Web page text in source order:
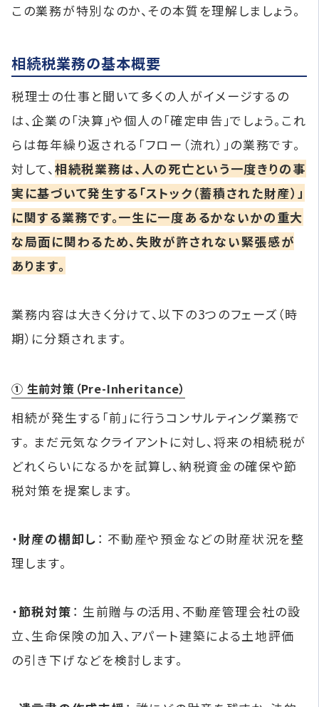
この業務が特別なのか、その本質を理解しましょう。
相続税業務の基本概要
税理士の仕事と聞いて多くの人がイメージするの
は、企業の「決算」や個人の「確定申告」でしょう。これ
らは毎年繰り返される「フロー（流れ）」の業務です。
対して、相続税業務は、人の死亡という一度きりの事
実に基づいて発生する「ストック（蓄積された財産）」
に関する業務です。一生に一度あるかないかの重大
な局面に関わるため、失敗が許されない緊張感が
あります。
業務内容は大きく分けて、以下の3つのフェーズ（時
期）に分類されます。
① 生前対策（Pre-Inheritance）
相続が発生する「前」に行うコンサルティング業務で
す。 まだ元気なクライアントに対し、将来の相続税が
どれくらいになるかを試算し、納税資金の確保や節
税対策を提案します。
・財産の棚卸し ： 不動産や預金などの財産状況を整
理します。
・節税対策 ： 生前贈与の活用、不動産管理会社の設
立、生命保険の加入、アパート建築による土地評価
の引き下げなどを検討します。